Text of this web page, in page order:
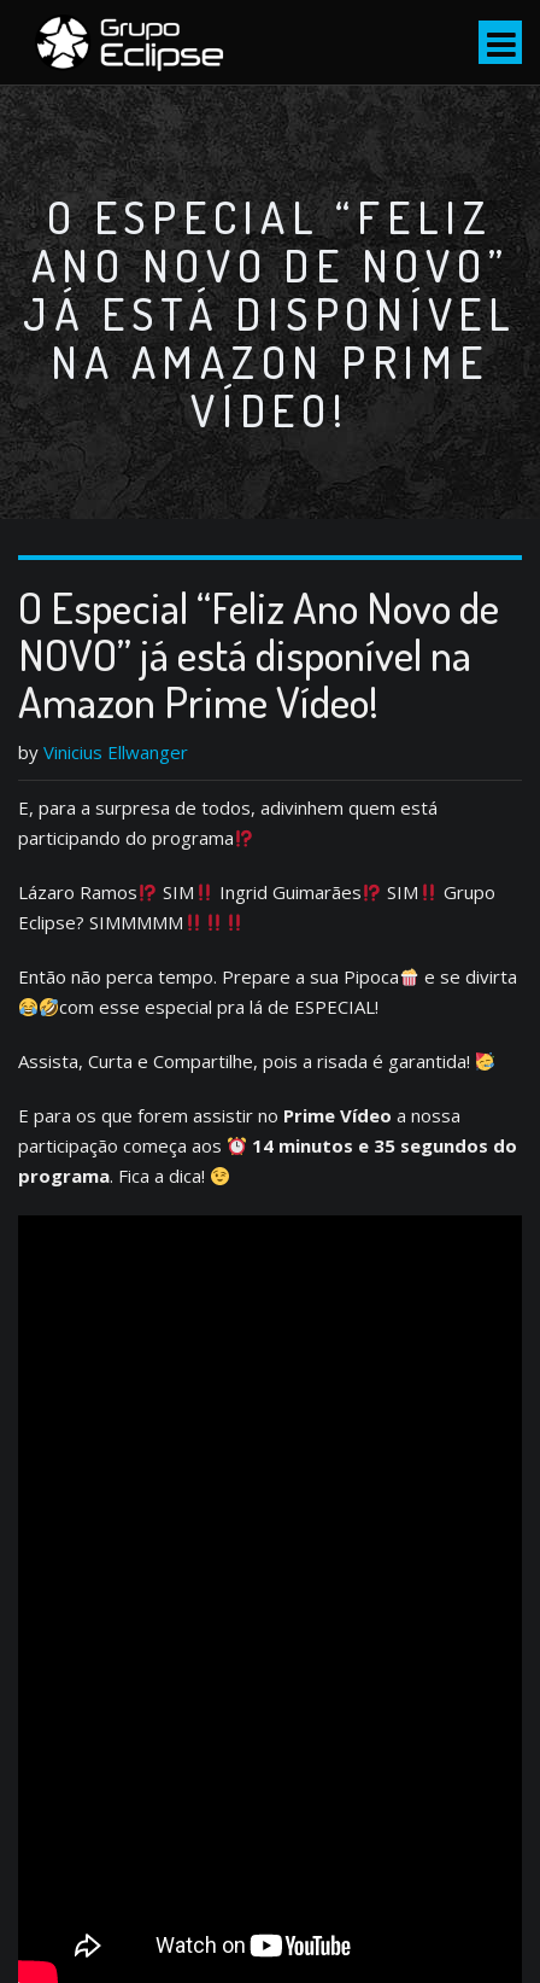
p
t
o
c
o
n
t
e
n
t
O ESPECIAL “FELIZ
ANO NOVO DE NOVO”
JÁ ESTÁ DISPONÍVEL
NA AMAZON PRIME
VÍDEO!
O Especial “Feliz Ano Novo de
NOVO” já está disponível na
Amazon Prime Vídeo!
by Vinicius Ellwanger
E, para a surpresa de todos, adivinhem quem está
participando do programa
Lázaro Ramos SIM Ingrid Guimarães SIM
Grupo
Eclipse? SIMMMMM
Então não perca tempo. Prepare a sua Pipoca
e se divirta
com esse especial pra lá de ESPECIAL!
Assista, Curta e Compartilhe, pois a risada é garantida!
E para os que forem assistir no Prime Vídeo a nossa
participação começa aos
14 minutos e 35 segundos do
programa. Fica a dica!